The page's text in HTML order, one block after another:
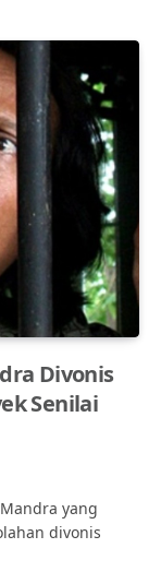
Divonis
Senilai
yang
divonis